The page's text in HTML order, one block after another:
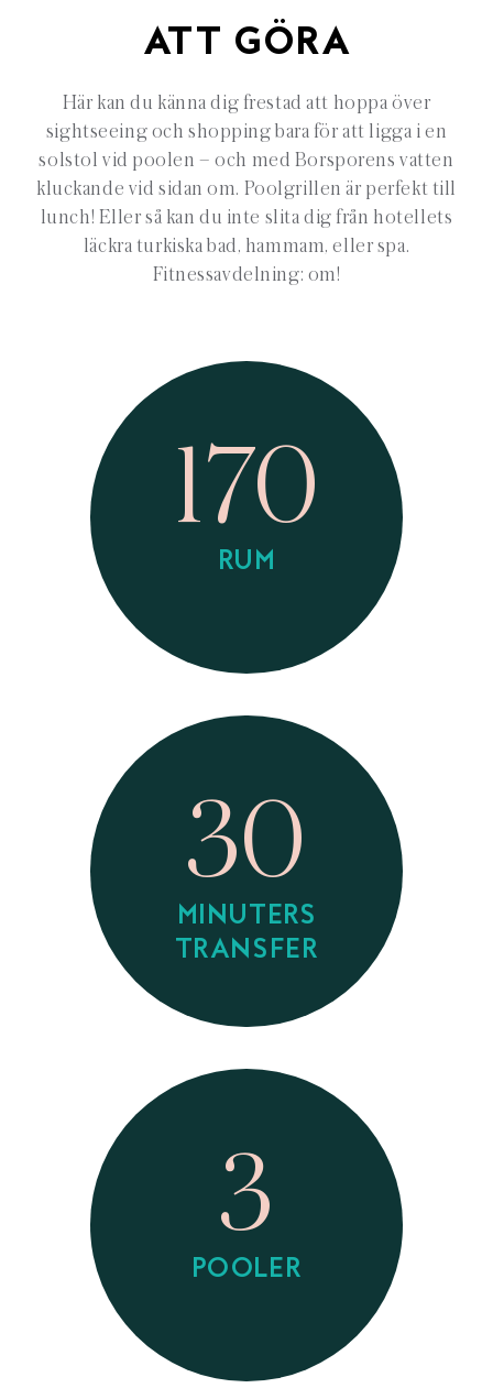
ATT GÖRA
Här kan du känna dig frestad att hoppa över
sightseeing och shopping bara för att ligga i en
solstol vid poolen – och med Borsporens vatten
kluckande vid sidan om. Poolgrillen är perfekt till
lunch! Eller så kan du inte slita dig från hotellets
läckra turkiska bad, hammam, eller spa.
Fitnessavdelning: om!
170
RUM
30
MINUTERS
TRANSFER
3
POOLER